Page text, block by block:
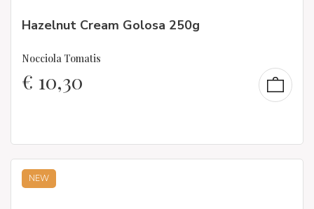
Hazelnut Cream Golosa 250g
Nocciola Tomatis
€ 10,30
NEW